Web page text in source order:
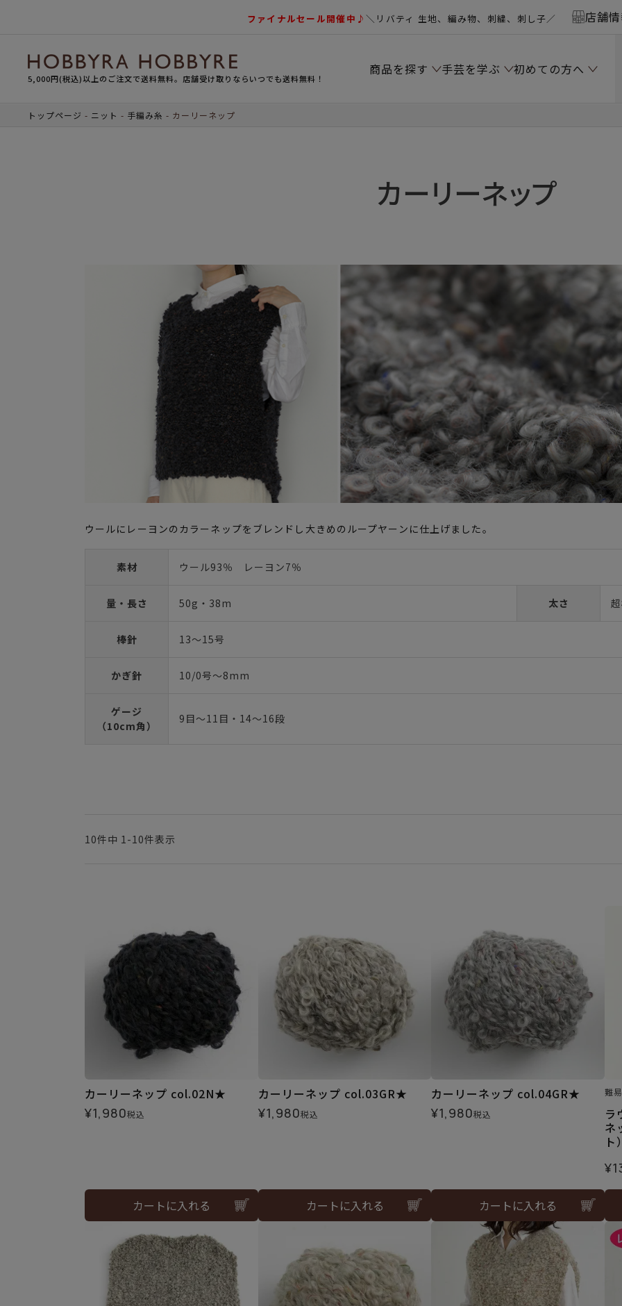
ファイナルセール開催中♪＼リバティ 生地、編み物、刺繍、刺し子／ 店舗
5,000円(税込)以上のご注文で送料無料。店舗受け取りならいつでも送料無料！
商品を探す 手芸を学ぶ 初めての方へ
トップページ ニット 手編み糸 カーリーネップ
カーリーネップ
ウールにレーヨンのカラーネップをブレンドし大きめのループヤーンに仕上げました。
素材 ウール93％ レーヨン7％
量・長さ 50g・38m 太さ
棒針 13～15号
かぎ針 10/0号～8mm
ゲージ
（10cm角）
9目～11目・14～16段
10件中 1 -10件表示
カーリーネップ col.02N★
¥1,980税込
カートに入れる
カーリーネップ col.03GR★
¥1,980税込
カートに入れる
カーリーネップ col.04GR★
¥1,980税込
カートに入れる
難
ラ
ネ
ト
¥